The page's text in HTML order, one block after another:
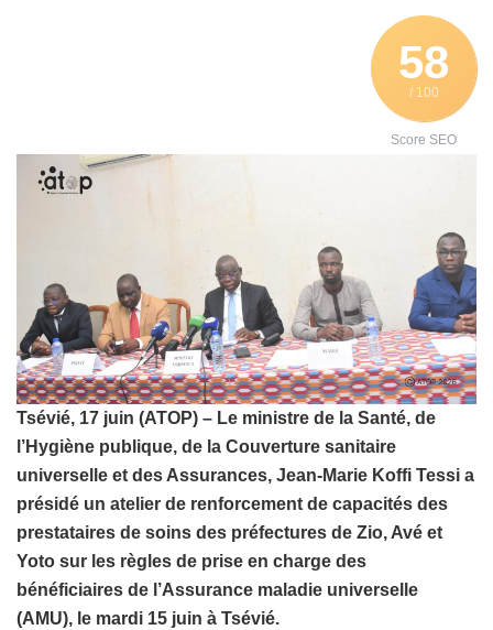
58
/ 100
Score SEO
Tsévié, 17 juin (ATOP) – Le ministre de la Santé, de
l’Hygiène publique, de la Couverture sanitaire
universelle et des Assurances, Jean-Marie Koffi Tessi a
présidé un atelier de renforcement de capacités des
prestataires de soins des préfectures de Zio, Avé et
Yoto sur les règles de prise en charge des
bénéficiaires de l’Assurance maladie universelle
(AMU), le mardi 15 juin à Tsévié.